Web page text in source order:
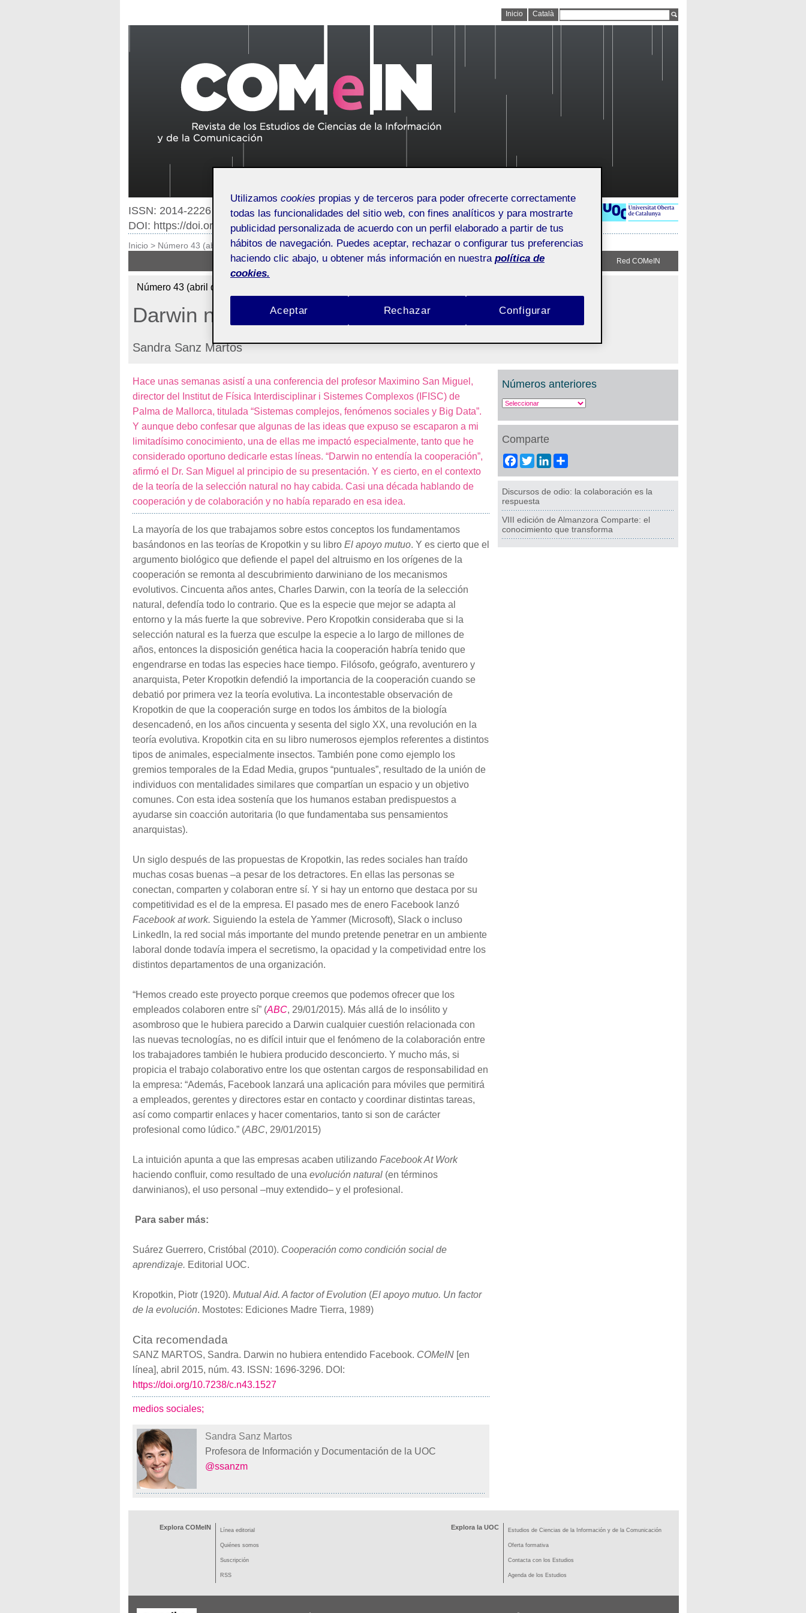
Inicio Català
ISSN: 2014-2226
DOI: https://doi.org/10.7238/issn.2014-2226
Inicio > Número 43 (abril de 2015)>Artículos
Línea editorial Quienes somos Números publicados Sigue COMeIN Red COMeIN
Número 43 (abril de 2015)
Darwin no hubiera entendido Facebook
Sandra Sanz Martos
Hace unas semanas asistí a una conferencia del profesor Maximino San Miguel,
director del Institut de Física Interdisciplinar i Sistemes Complexos (IFISC) de
Palma de Mallorca, titulada “Sistemas complejos, fenómenos sociales y Big Data”.
Y aunque debo confesar que algunas de las ideas que expuso se escaparon a mi
limitadísimo conocimiento, una de ellas me impactó especialmente, tanto que he
considerado oportuno dedicarle estas líneas. “Darwin no entendía la cooperación”,
afirmó el Dr. San Miguel al principio de su presentación. Y es cierto, en el contexto
de la teoría de la selección natural no hay cabida. Casi una década hablando de
cooperación y de colaboración y no había reparado en esa idea.
La mayoría de los que trabajamos sobre estos conceptos los fundamentamos
basándonos en las teorías de Kropotkin y su libro El apoyo mutuo. Y es cierto que el
argumento biológico que defiende el papel del altruismo en los orígenes de la
cooperación se remonta al descubrimiento darwiniano de los mecanismos
evolutivos. Cincuenta años antes, Charles Darwin, con la teoría de la selección
natural, defendía todo lo contrario. Que es la especie que mejor se adapta al
entorno y la más fuerte la que sobrevive. Pero Kropotkin consideraba que si la
selección natural es la fuerza que esculpe la especie a lo largo de millones de
años, entonces la disposición genética hacia la cooperación habría tenido que
engendrarse en todas las especies hace tiempo. Filósofo, geógrafo, aventurero y
anarquista, Peter Kropotkin defendió la importancia de la cooperación cuando se
debatió por primera vez la teoría evolutiva. La incontestable observación de
Kropotkin de que la cooperación surge en todos los ámbitos de la biología
desencadenó, en los años cincuenta y sesenta del siglo XX, una revolución en la
teoría evolutiva. Kropotkin cita en su libro numerosos ejemplos referentes a distintos
tipos de animales, especialmente insectos. También pone como ejemplo los
gremios temporales de la Edad Media, grupos “puntuales”, resultado de la unión de
individuos con mentalidades similares que compartían un espacio y un objetivo
comunes. Con esta idea sostenía que los humanos estaban predispuestos a
ayudarse sin coacción autoritaria (lo que fundamentaba sus pensamientos
anarquistas).
Un siglo después de las propuestas de Kropotkin, las redes sociales han traído
muchas cosas buenas –a pesar de los detractores. En ellas las personas se
conectan, comparten y colaboran entre sí. Y si hay un entorno que destaca por su
competitividad es el de la empresa. El pasado mes de enero Facebook lanzó
Facebook at work. Siguiendo la estela de Yammer (Microsoft), Slack o incluso
LinkedIn, la red social más importante del mundo pretende penetrar en un ambiente
laboral donde todavía impera el secretismo, la opacidad y la competividad entre los
distintos departamentos de una organización.
“Hemos creado este proyecto porque creemos que podemos ofrecer que los
empleados colaboren entre sí” (ABC, 29/01/2015). Más allá de lo insólito y
asombroso que le hubiera parecido a Darwin cualquier cuestión relacionada con
las nuevas tecnologías, no es difícil intuir que el fenómeno de la colaboración entre
los trabajadores también le hubiera producido desconcierto. Y mucho más, si
propicia el trabajo colaborativo entre los que ostentan cargos de responsabilidad en
la empresa: “Además, Facebook lanzará una aplicación para móviles que permitirá
a empleados, gerentes y directores estar en contacto y coordinar distintas tareas,
así como compartir enlaces y hacer comentarios, tanto si son de carácter
profesional como lúdico.” (ABC, 29/01/2015)
La intuición apunta a que las empresas acaben utilizando Facebook At Work
haciendo confluir, como resultado de una evolución natural(en términos
darwinianos), el uso personal –muy extendido– y el profesional.
Para saber más:
Suárez Guerrero, Cristóbal (2010). Cooperación como condición social de
aprendizaje. Editorial UOC.
Kropotkin, Piotr (1920). Mutual Aid. A factor of Evolution (El apoyo mutuo. Un factor
de la evolución. Mostotes: Ediciones Madre Tierra, 1989)
Cita recomendada
SANZ MARTOS, Sandra. Darwin no hubiera entendido Facebook. COMeIN[en
línea], abril 2015, núm. 43. ISSN: 1696-3296. DOI:
https://doi.org/10.7238/c.n43.1527
medios sociales;
Sandra Sanz Martos
Profesora de Información y Documentación de la UOC
@ssanzm
Números anteriores
Comparte
Facebook
TwitterLinkedIn
Discursos de odio: la colaboración es la
respuesta
VIII edición de Almanzora Comparte: el
conocimiento que transforma
Explora COMeIN Línea editorial
Quiénes somos
Suscripción
RSS
Explora la UOC Estudios de Ciencias de la Información y de la Comunicación
Oferta formativa
Contacta con los Estudios
Agenda de los Estudios
Utilizamos cookies propias y de terceros para poder ofrecerte correctamente
todas las funcionalidades del sitio web, con fines analíticos y para mostrarte
publicidad personalizada de acuerdo con un perfil elaborado a partir de tus
hábitos de navegación. Puedes aceptar, rechazar o configurar tus preferencias
haciendo clic abajo, u obtener más información en nuestra política de
cookies.
Rechazar
Aceptar Configurar